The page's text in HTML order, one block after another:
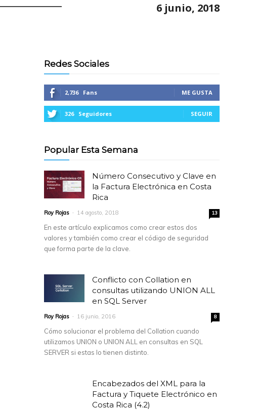
6 junio, 2018
Redes Sociales
2,736 Fans ME GUSTA
326 Seguidores SEGUIR
Popular Esta Semana
Número Consecutivo y Clave en
la Factura Electrónica en Costa
Rica
Roy Rojas - 14 agosto, 2018 13
En este artículo explicamos como crear estos dos
valores y también como crear el código de seguridad
que forma parte de la clave.
Conflicto con Collation en
consultas utilizando UNION ALL
en SQL Server
Roy Rojas - 16 junio, 2016 8
Cómo solucionar el problema del Collation cuando
utilizamos UNION o UNION ALL en consultas en SQL
SERVER si estas lo tienen distinto.
Encabezados del XML para la
Factura y Tiquete Electrónico en
Costa Rica (4.2)